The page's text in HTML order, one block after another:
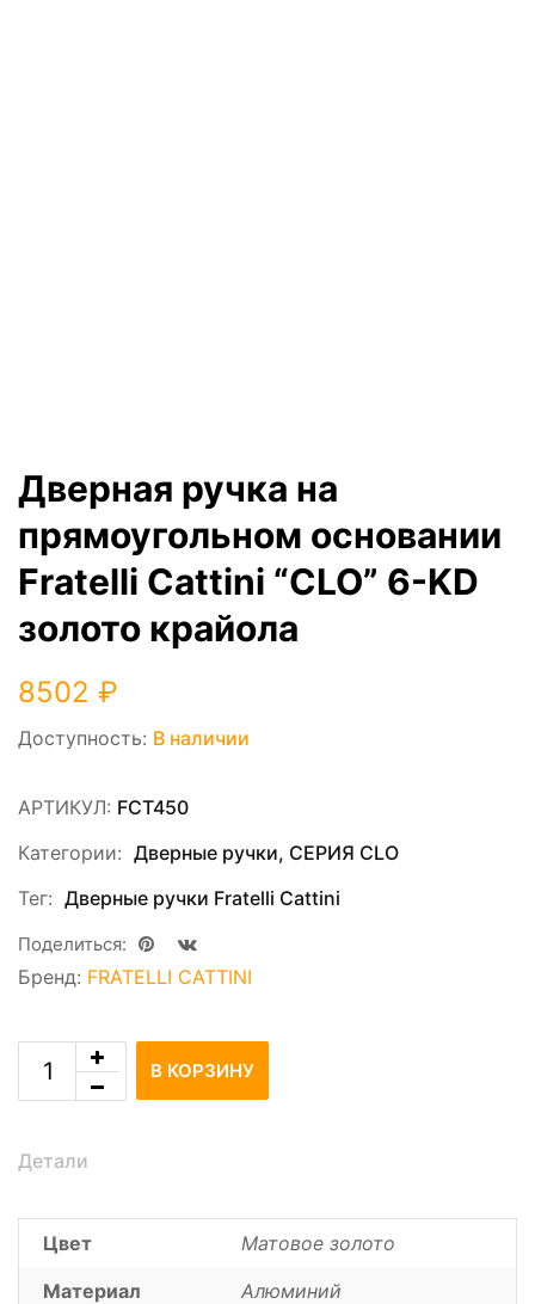
Дверная ручка на
прямоугольном основании
Fratelli Cattini “CLO” 6-KD
золото крайола
8502 ₽
Доступность: В наличии
АРТИКУЛ: FCT450
Категории: Дверные ручки, СЕРИЯ СLO
Тег: Дверные ручки Fratelli Cattini
Поделиться:
Бренд: FRATELLI CATTINI
В КОРЗИНУ
Детали
Цвет
Матовое золото
Материал
Алюминий